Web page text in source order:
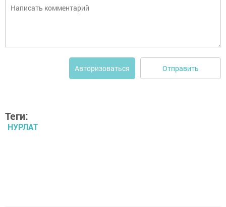
Авторизоваться Отправить
Теги:
НУРЛАТ